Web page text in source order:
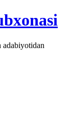
adabiyotidan